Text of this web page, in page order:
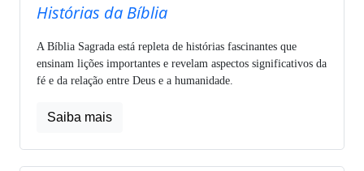
Histórias da Bíblia
A Bíblia Sagrada está repleta de histórias fascinantes que
ensinam lições importantes e revelam aspectos significativos da
fé e da relação entre Deus e a humanidade.
Saiba mais